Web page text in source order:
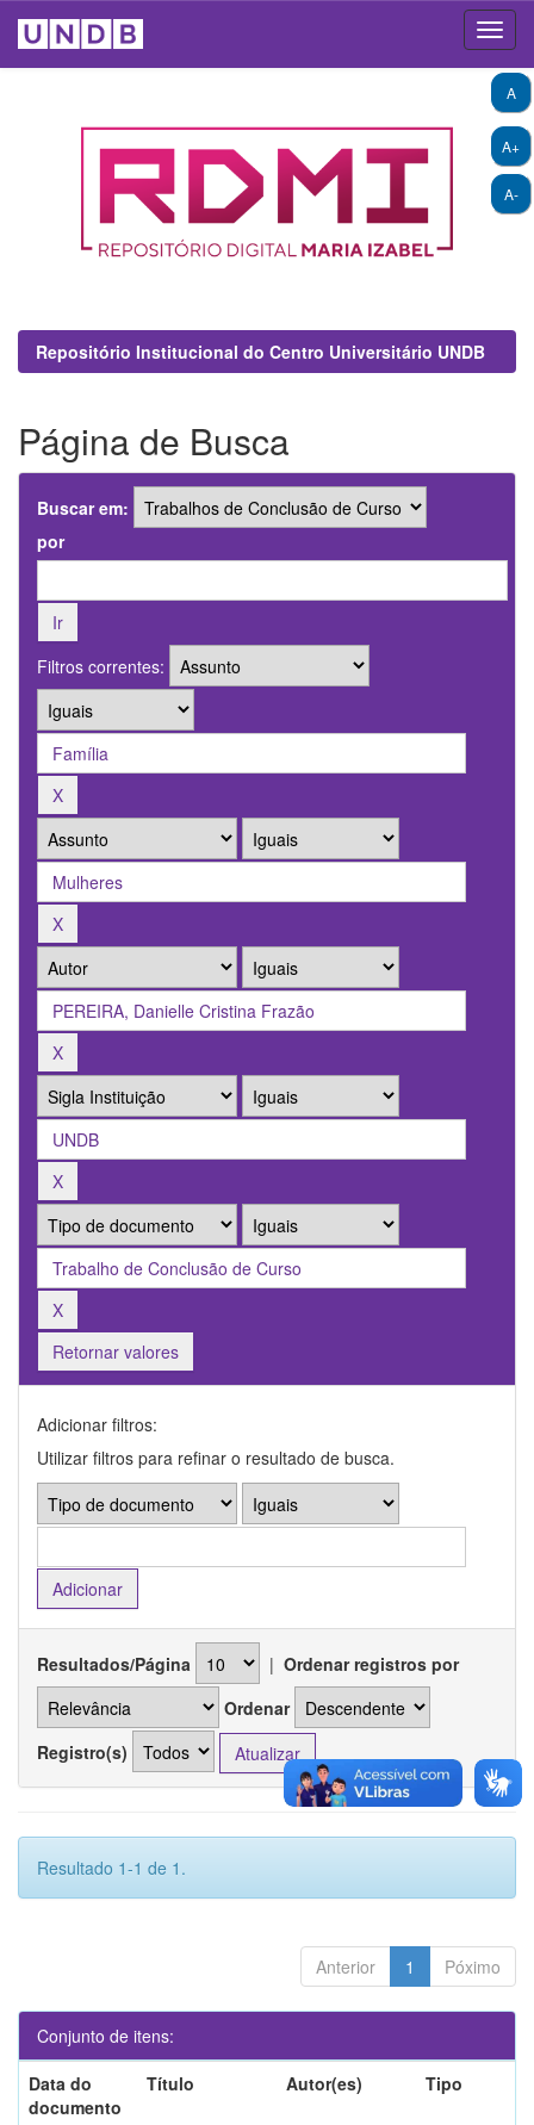
A+
A-
A
Repositório Institucional do Centro Universitário UNDB
Página de Busca
Buscar em:
por
Filtros correntes:
Retornar valores
Adicionar filtros:
Utilizar filtros para refinar o resultado de busca.
Resultados/Página | Ordenar registros por
Ordenar
Registro(s)
Resultado 1-1 de 1.
Anterior 1 Póximo
Conjunto de itens:
Data do
documento
Título Autor(es) Tipo